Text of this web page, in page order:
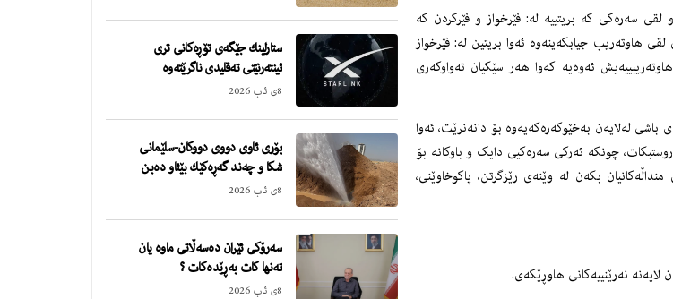
لقی سەرەکی کە بریتییە لە: فێرخواز و فێرکردن کە
هاوتەریب جیابکەینەوە ئەوا بریتین لە: فێرخواز
ئەوەیە کەوا هەر سێکیان تەواوکەری
باشی لەلایەن بەخێوکەرەکەیەوە بۆ دانەنرێت، ئەوا
چونکە ئەرکی سەرەکیی دایک و باوکانە بۆ
بکەن لە وێنەی رێزگرتن، پاکوخاوێنی،
نەرێنییەکانی هاوڕێکەی.
ستارلینك جێگەی تۆڕەكانی تری
ئینتەرنێتی تەقلیدی ناگرێتەوە
8ی ئاب 2026
بۆری ئاوی دووی دووكان-سلێمانی
شكا و چەند گەڕەكێك بێئاو دەبن
8ی ئاب 2026
سەرۆكی ئێران دەسەڵاتی ماوە یان
تەنها كات بەڕێدەكات ؟
8ی ئاب 2026